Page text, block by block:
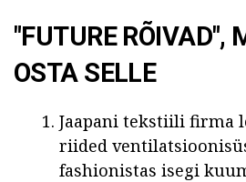
"FUTURE RÕIVAD",
OSTA SELLE
Jaapani tekstiili firma
riided
fashionistas isegi